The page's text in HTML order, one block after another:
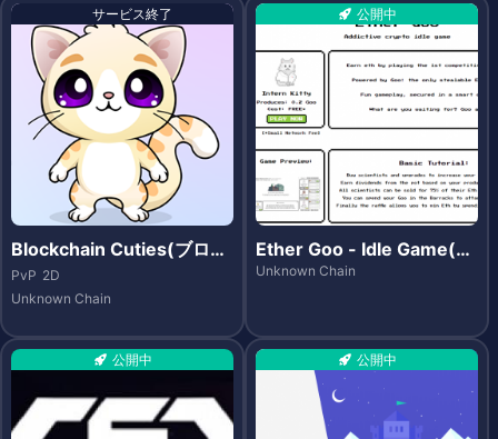
サービス終了
Blockchain Cuties(ブロッ
クチェーンキューティーズ)
PvP 2D
Unknown Chain
公開中
Ether Goo - Idle Game(イ
ーサグー -アイドルゲー
Unknown Chain
公開中 公開中